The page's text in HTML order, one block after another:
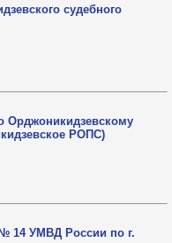
судебного
Орджоникидзевскому
РОПС)
14 УМВД России по г.